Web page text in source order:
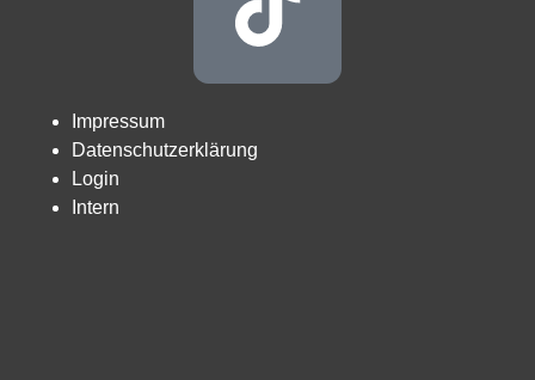
Impressum
Datenschutzerklärung
Login
Intern